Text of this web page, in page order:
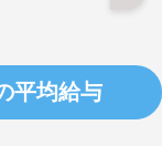
ホ
平均給与